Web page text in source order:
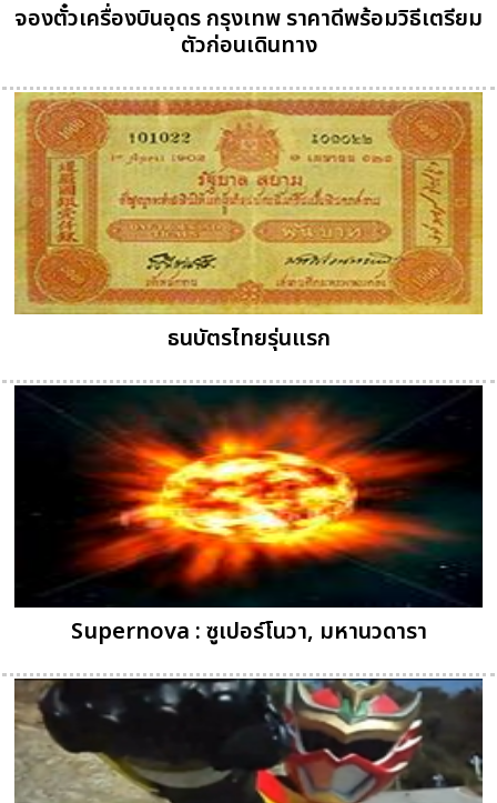
จองตั๋วเครื่องบินอุดร กรุงเทพ ราคาดีพร้อมวิธีเตรียม
ตัวก่อนเดินทาง
ธนบัตรไทยรุ่นแรก
Supernova : ซูเปอร์โนวา, มหานวดารา